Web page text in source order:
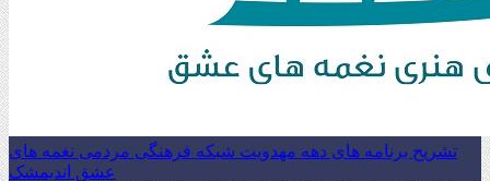
تشریح برنامه های دهه مهدویت شبکه فرهنگی مردمی نغمه های
عشق اندیمشک